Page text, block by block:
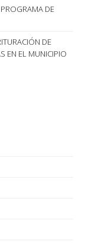
DE
DE
EN EL MUNICIPIO